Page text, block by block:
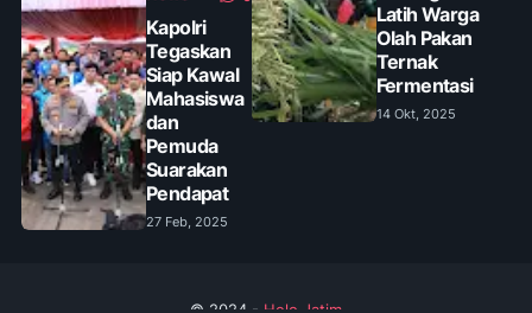
Kapolri
Tegaskan
Siap Kawal
Mahasiswa
dan
Pemuda
Suarakan
Pendapat
27 Feb, 2025
Latih Warga
Olah Pakan
Ternak
Fermentasi
14 Okt, 2025